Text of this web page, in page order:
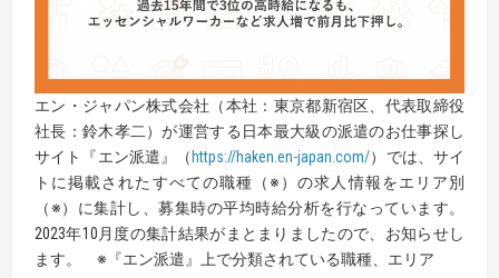
エン・ジャパン株式会社（本社：東京都新宿区、代表取締役
社長：鈴木孝二）が運営する日本最大級の派遣のお仕事探し
サイト『エン派遣』（ https://haken.en-japan.com/）では、サイ
トに掲載されたすべての職種（※）の求人情報をエリア別
（※）に集計し、募集時の平均時給分析を行なっています。
2023年10月度の集計結果がまとまりましたので、お知らせし
ます。 ※『エン派遣』上で分類されている職種、エリア